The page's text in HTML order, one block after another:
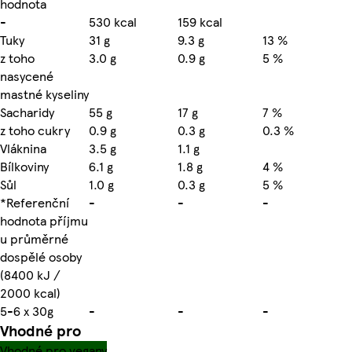
-
530 kcal
159 kcal
Tuky
31 g 9.3 g
13 %
z toho
nasycené
mastné kyseliny
3.0 g 0.9 g 5 %
Sacharidy 55 g 17 g
7 %
z toho cukry
0.9 g 0.3 g
0.3 %
Vláknina
3.5 g
1.1 g
Bílkoviny
6.1 g 1.8 g
4 %
Sůl
1.0 g 0.3 g
5 %
*Referenční
hodnota příjmu
u průměrné
dospělé osoby
(8400 kJ /
2000 kcal)
- - -
5-6 x 30g - - -
Vhodné pro